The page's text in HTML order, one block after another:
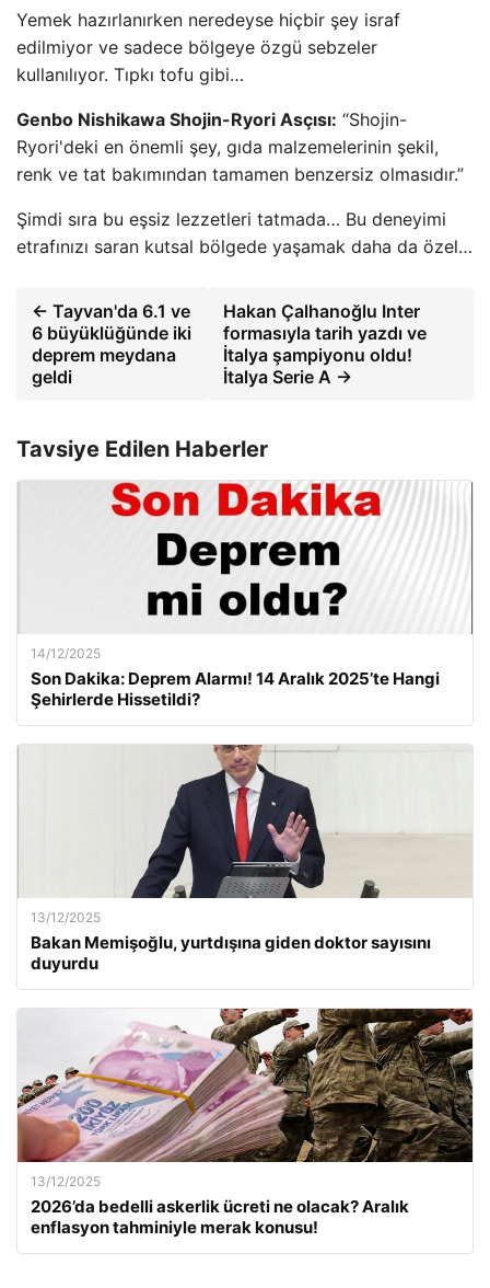
Yemek hazırlanırken neredeyse hiçbir şey israf
edilmiyor ve sadece bölgeye özgü sebzeler
kullanılıyor. Tıpkı tofu gibi…
Genbo Nishikawa Shojin-Ryori Asçısı: “Shojin-
Ryori'deki en önemli şey, gıda malzemelerinin şekil,
renk ve tat bakımından tamamen benzersiz olmasıdır.”
Şimdi sıra bu eşsiz lezzetleri tatmada… Bu deneyimi
etrafınızı saran kutsal bölgede yaşamak daha da özel…
← Tayvan'da 6.1 ve
6 büyüklüğünde iki
deprem meydana
geldi
Hakan Çalhanoğlu Inter
formasıyla tarih yazdı ve
İtalya şampiyonu oldu!
İtalya Serie A →
Tavsiye Edilen Haberler
14/12/2025
Son Dakika: Deprem Alarmı! 14 Aralık 2025’te Hangi
Şehirlerde Hissetildi?
13/12/2025
Bakan Memişoğlu, yurtdışına giden doktor sayısını
duyurdu
13/12/2025
2026’da bedelli askerlik ücreti ne olacak? Aralık
enflasyon tahminiyle merak konusu!